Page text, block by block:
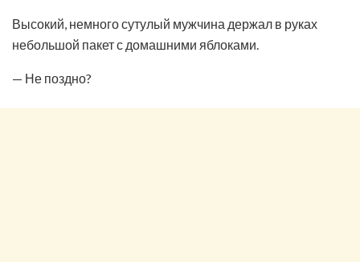
Высокий, немного сутулый мужчина держал в руках
небольшой пакет с домашними яблоками.
— Не поздно?